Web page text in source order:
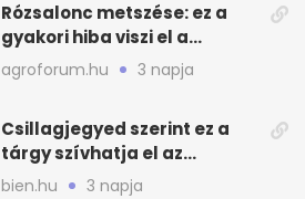
Rózsalonc metszése: ez a
gyakori hiba viszi el a
virágzást
agroforum.hu 3 napja
Csillagjegyed szerint ez a
tárgy szívhatja el az
otthonod energiáját
bien.hu 3 napja